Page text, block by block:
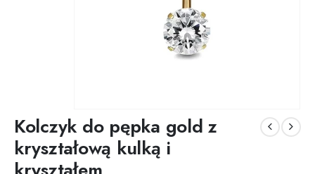
Kolczyk do pępka gold z
kryształową kulką i